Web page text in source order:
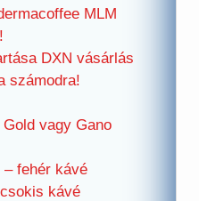
MLM
DXN vásárlás
számodra!
vagy Gano
– fehér kávé
kávé